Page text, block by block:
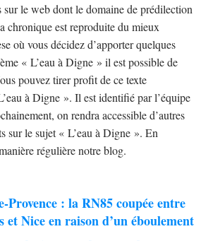
le web dont le domaine de prédilection
chronique est reproduite du mieux
où vous décidez d’apporter quelques
« L’eau à Digne » il est possible de
pouvez tirer profit de ce texte
à Digne ». Il est identifié par l’équipe
on rendra accessible d’autres
sur le sujet « L’eau à Digne ». En
régulière notre blog.
Provence : la RN85 coupée entre
et Nice en raison d’un éboulement